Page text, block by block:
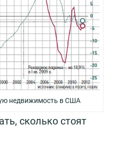
недвижимость в США
сколько стоят